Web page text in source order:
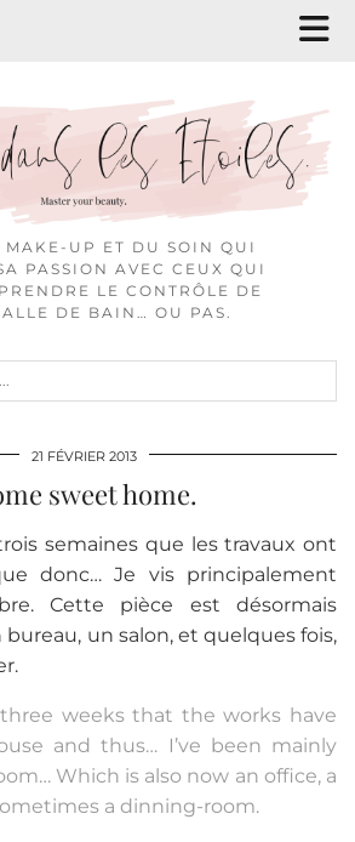
MAKE-UP ET DU SOIN QUI
PASSION AVEC CEUX QUI
LE CONTRÔLE DE
DE BAIN… OU PAS.
21 FÉVRIER 2013
sweet home.
semaines que les travaux ont
donc… Je vis principalement
Cette pièce est désormais
un salon, et quelques fois,
weeks that the works have
and thus… I’ve been mainly
Which is also now an office, a
a dinning-room.